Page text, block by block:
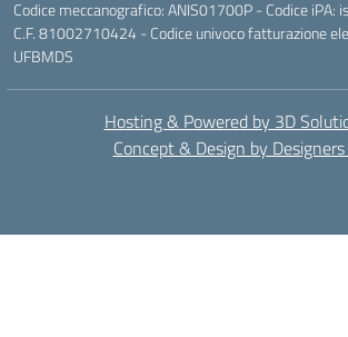
Codice meccanografico: ANIS01700P - Codice
C.F. 81002710424 - Codice univoco fatturazione
UFBMDS
Hosting & Powered by 3D
Concept & Design by